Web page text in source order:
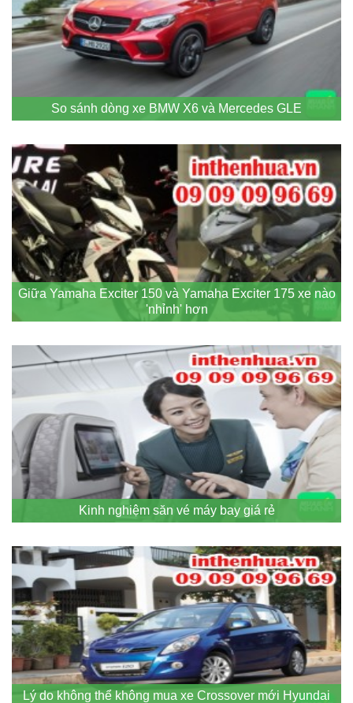
So sánh dòng xe BMW X6 và Mercedes GLE
Giữa Yamaha Exciter 150 và Yamaha Exciter 175 xe nào
'nhỉnh' hơn
Kinh nghiệm săn vé máy bay giá rẻ
Lý do không thể không mua xe Crossover mới Hyundai